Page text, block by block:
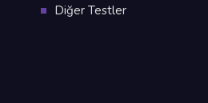
Diğer Testler